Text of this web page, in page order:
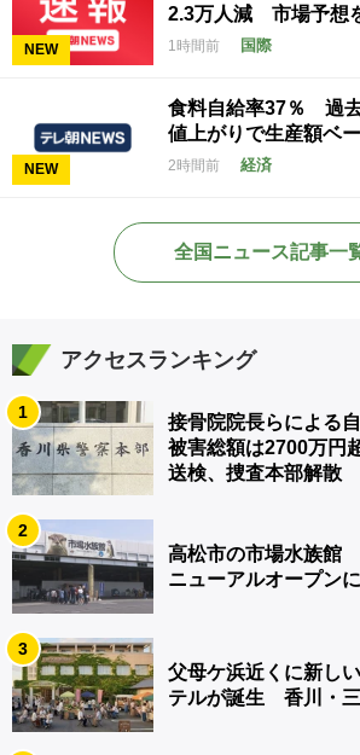
NEW
2.3万人減 市場予想
1時間前 国際
NEW
食料自給率37％ 過
値上がりで生産額ベ
2時間前 経済
全国ニュース記事一
アクセスランキング
1
接骨院院長らによる
被害総額は2700万
送検、捜査本部解散
2
高松市の市場水族館
ニューアルオープン
3
父母ケ浜近くに新し
テルが誕生 香川・